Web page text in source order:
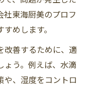
社東海厨美のプロフ
めします。
改善するために、適
ょう。例えば、水滴
や、湿度をコントロ